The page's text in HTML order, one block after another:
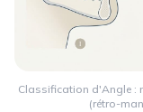
Classification d'Angle :
(rétro-